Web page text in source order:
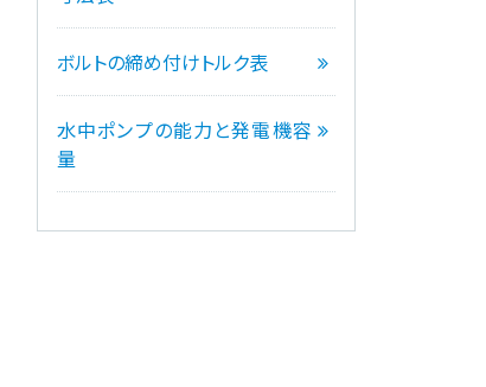
ボルトの締め付けトルク表
水中ポンプの能力と発電機容
量